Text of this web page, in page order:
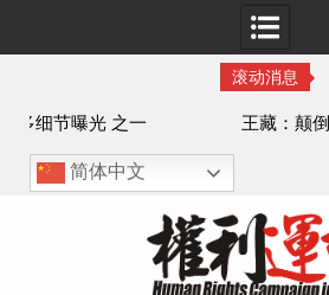
滚动消息
王藏：颠倒黑白，推卸责任，继续
——追究「王浩溺死事件」【
简体中文